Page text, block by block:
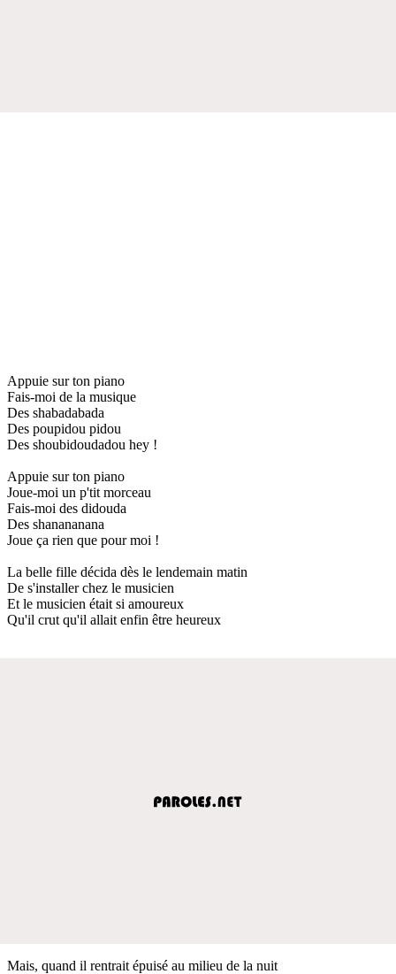
Appuie sur ton piano
Fais-moi de la musique
Des shabadabada
Des poupidou pidou
Des shoubidoudadou hey !
Appuie sur ton piano
Joue-moi un p'tit morceau
Fais-moi des didouda
Des shanananana
Joue ça rien que pour moi !
La belle fille décida dès le lendemain matin
De s'installer chez le musicien
Et le musicien était si amoureux
Qu'il crut qu'il allait enfin être heureux
Mais, quand il rentrait épuisé au milieu de la nuit